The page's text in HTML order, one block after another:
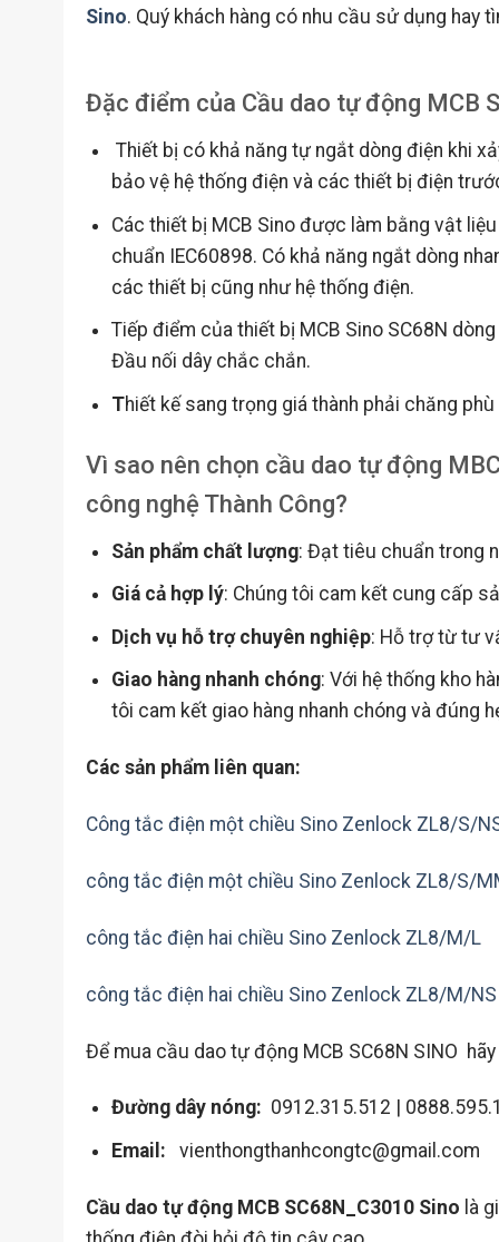
Sino. Quý khách hàng có nhu cầu sử dụng hay
Đặc điểm của Cầu dao tự động MCB
Thiết bị có khả năng tự ngắt dòng điện khi
bảo vệ hệ thống điện và các thiết bị điện
Các thiết bị MCB Sino được làm bằng vật
chuẩn IEC60898. Có khả năng ngắt dòng
các thiết bị cũng như hệ thống điện.
Tiếp điểm của thiết bị MCB Sino SC68N
Đầu nối dây chắc chắn.
Thiết kế sang trọng giá thành phải chăng
Vì sao nên chọn cầu dao tự động
công nghệ Thành Công?
Sản phẩm chất lượng: Đạt tiêu chuẩn trong
Giá cả hợp lý: Chúng tôi cam kết cung cấp
Dịch vụ hỗ trợ chuyên nghiệp: Hỗ trợ từ tư
Giao hàng nhanh chóng: Với hệ thống kho
tôi cam kết giao hàng nhanh chóng và đúng
Các sản phẩm liên quan:
Công tắc điện một chiều Sino Zenlock ZL8/S/
công tắc điện một chiều Sino Zenlock ZL8/S/
công tắc điện hai chiều Sino Zenlock ZL8/M/L
công tắc điện hai chiều Sino Zenlock ZL8/M/NS
Để mua cầu dao tự động MCB SC68N SINO
Đường dây nóng: 0912.315.512 |
Email: vienthongthanhcongtc@gmail.com
Cầu dao tự động MCB SC68N_C3010 Sino là